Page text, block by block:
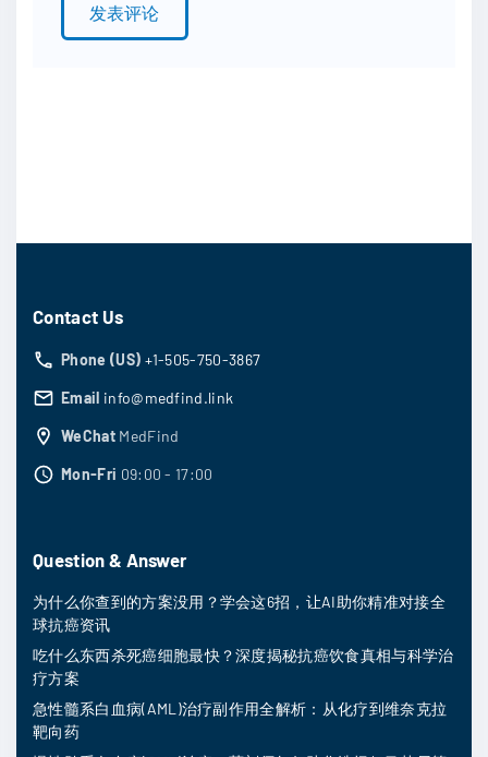
Contact Us
Phone (US) +1-505-750-3867
Email info@medfind.link
WeChat MedFind
Mon-Fri 09:00 - 17:00
Question & Answer
为什么你查到的方案没用？学会这6招，让AI助你精准对接全
球抗癌资讯
吃什么东西杀死癌细胞最快？深度揭秘抗癌饮食真相与科学治
疗方案
急性髓系白血病(AML)治疗副作用全解析：从化疗到维奈克拉
靶向药